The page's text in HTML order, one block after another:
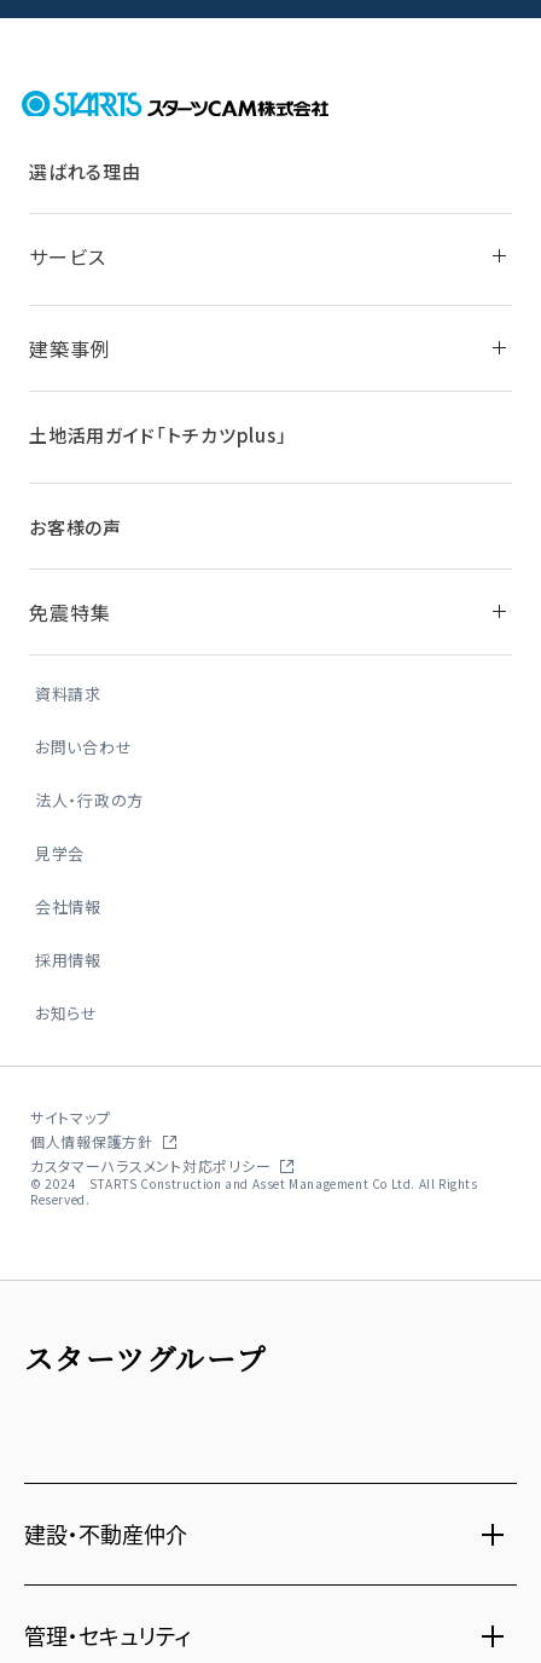
選ばれる理由
サービス
建築事例
土地活用ガイド「トチカツplus」
お客様の声
免震特集
資料請求
お問い合わせ
法人・行政の方
見学会
会社情報
採用情報
お知らせ
サイトマップ
個人情報保護方針
カスタマーハラスメント対応ポリシー
© 2024 STARTS Construction and Asset Management Co Ltd. All Rights
Reserved.
スターツグループ
建設・不動産仲介
新築分譲マンション・新築戸建
管理・セキュリティ